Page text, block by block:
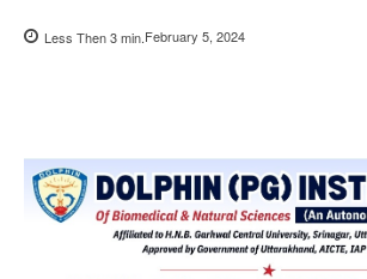
Less Then 3min.February 5, 2024